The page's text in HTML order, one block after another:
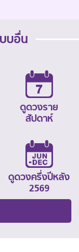
บอื่น
ดูดวงราย
สัปดาห์
ดูดวงครึ่งปีหลัง
2569